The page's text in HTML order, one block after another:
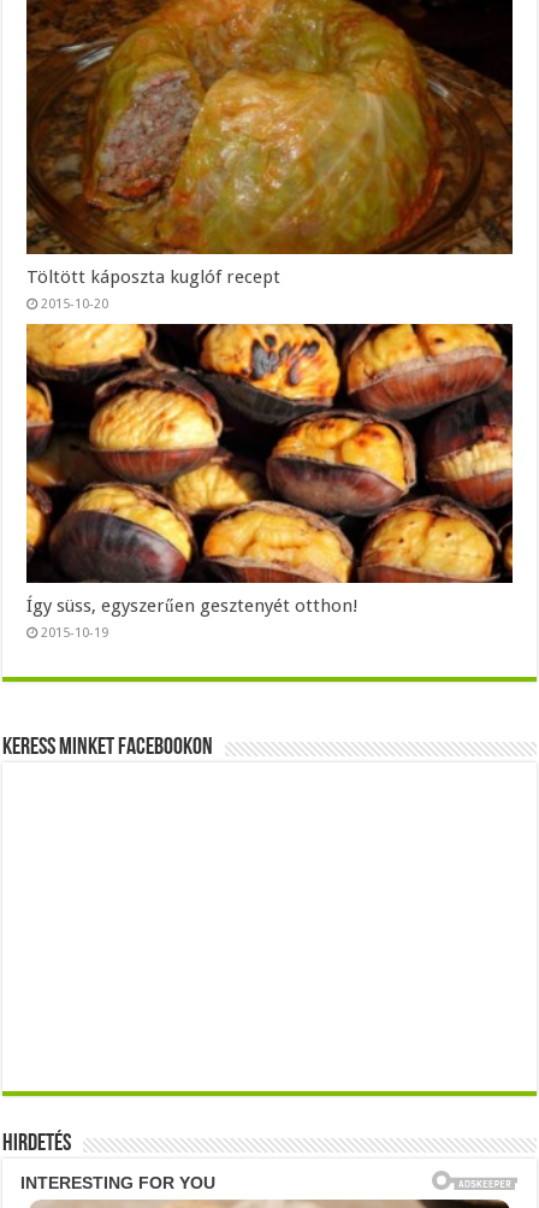
Töltött káposzta kuglóf recept
2015-10-20
Így süss, egyszerűen gesztenyét otthon!
2015-10-19
Keress minket Facebookon
Hirdetés